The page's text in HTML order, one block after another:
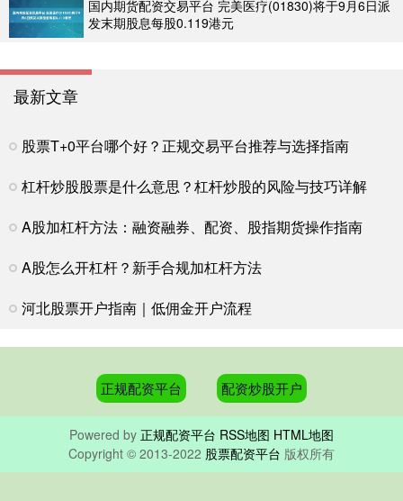
国内期货配资交易平台 完美医疗(01830)将于9月6日派
发末期股息每股0.119港元
最新文章
股票T+0平台哪个好？正规交易平台推荐与选择指南
杠杆炒股股票是什么意思？杠杆炒股的风险与技巧详解
A股加杠杆方法：融资融券、配资、股指期货操作指南
A股怎么开杠杆？新手合规加杠杆方法
河北股票开户指南｜低佣金开户流程
正规配资平台 配资炒股开户
Powered by 正规配资平台 RSS地图 HTML地图
Copyright © 2013-2022 股票配资平台 版权所有